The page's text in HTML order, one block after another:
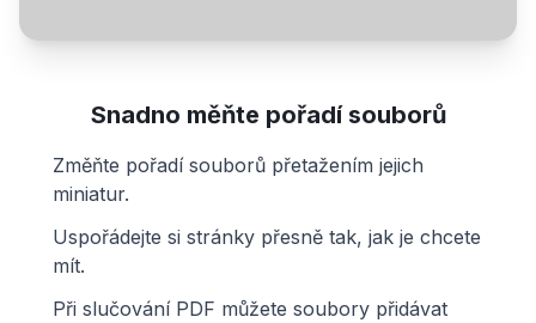
Snadno měňte pořadí souborů
Změňte pořadí souborů přetažením jejich
miniatur.
Uspořádejte si stránky přesně tak, jak je chcete
mít.
Při slučování PDF můžete soubory přidávat